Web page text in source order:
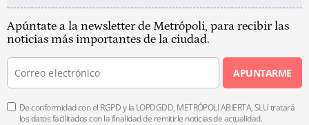
Apúntate a la newsletter de Metrópoli, para recibir las
noticias más importantes de la ciudad.
APUNTARME
De conformidad con el RGPD y la LOPDGDD, METRÓPOLI ABIERTA, SLU tratará
los datos facilitados con la finalidad de remitirle noticias de actualidad.